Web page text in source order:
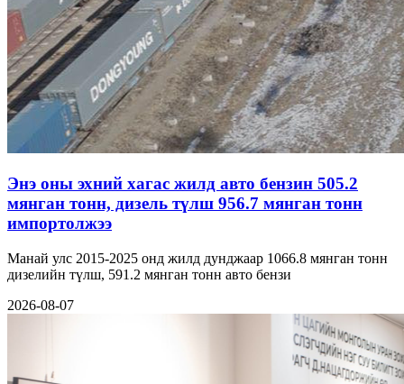
Энэ оны эхний хагас жилд авто бензин 505.2
мянган тонн, дизель түлш 956.7 мянган тонн
импортолжээ
Манай улс 2015-2025 онд жилд дунджаар 1066.8 мянган тонн
дизелийн түлш, 591.2 мянган тонн авто бензи
2026-08-07